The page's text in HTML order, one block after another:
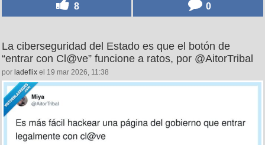
8 0
La ciberseguridad del Estado es que el botón de
“entrar con Cl@ve” funcione a ratos, por @AitorTribal
por ladeflix el 19 mar 2026, 11:38